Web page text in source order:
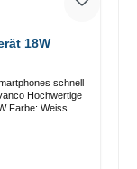
18W
schnell
18W Farbe: Weiss